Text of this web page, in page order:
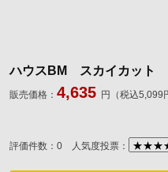
ハウスBM スカイカット
販売価格： 4,635 円（税込5,099
評価件数：0 人気度投票：